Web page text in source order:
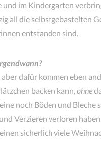
und im Kindergarten
all die selbstgebastelten
entstanden sind.
aber dafür kommen eben
backen kann,ohne
noch Böden und Bleche
Verzieren verloren haben.
sicherlich viele